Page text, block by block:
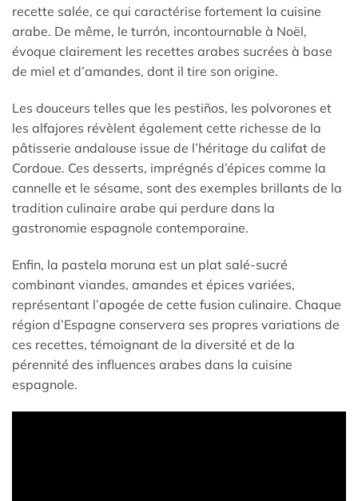
recette salée, ce qui caractérise fortement la cuisine
arabe. De même, le turrón, incontournable à Noël,
évoque clairement les recettes arabes sucrées à base
de miel et d’amandes, dont il tire son origine.
Les douceurs telles que les pestiños, les polvorones et
les alfajores révèlent également cette richesse de la
pâtisserie andalouse issue de l’héritage du califat de
Cordoue. Ces desserts, imprégnés d’épices comme la
cannelle et le sésame, sont des exemples brillants de la
tradition culinaire arabe qui perdure dans la
gastronomie espagnole contemporaine.
Enfin, la pastela moruna est un plat salé-sucré
combinant viandes, amandes et épices variées,
représentant l’apogée de cette fusion culinaire. Chaque
région d’Espagne conservera ses propres variations de
ces recettes, témoignant de la diversité et de la
pérennité des influences arabes dans la cuisine
espagnole.